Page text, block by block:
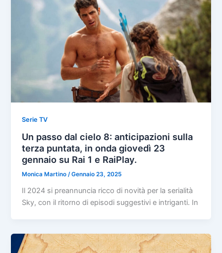
Serie TV
Un passo dal cielo 8: anticipazioni sulla
terza puntata, in onda giovedì 23
gennaio su Rai 1 e RaiPlay.
Monica Martino/Gennaio 23, 2025
Il 2024 si preannuncia ricco di novità per la serialità
Sky, con il ritorno di episodi suggestivi e intriganti. In